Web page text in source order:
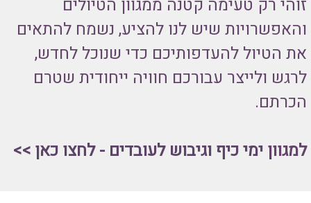
זוהי רק טעימה קטנה ממגוון הטיולים
והאפשרויות שיש לנו להציע, נשמח להתאים
את הטיול להעדפותיכם כדי שנוכל לחדש,
לרגש ולייצר עבורכם חוויה ייחודית שטרם
הכרתם.
למגוון ימי כיף וגיבוש לעובדים - לחצו כאן >>